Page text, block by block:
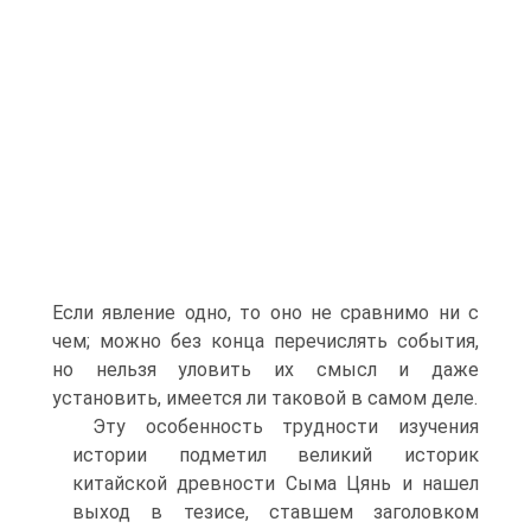
Если явление одно, то оно не сравнимо ни с
чем; можно без конца перечислять события,
но нельзя уло­вить их смысл и даже
установить, имеется ли таковой в са­мом деле.
Эту особенность трудности изучения
истории подметил великий историк
китайской древности Сыма Цянь и нашел
выход в тезисе, ставшем заголовком